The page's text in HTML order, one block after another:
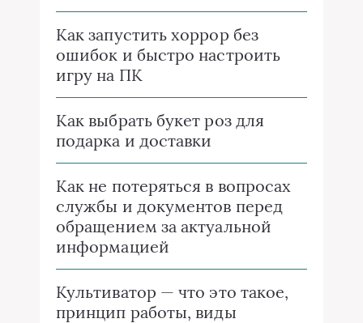
Как запустить хоррор без
ошибок и быстро настроить
игру на ПК
Как выбрать букет роз для
подарка и доставки
Как не потеряться в вопросах
службы и документов перед
обращением за актуальной
информацией
Культиватор — что это такое,
принцип работы, виды